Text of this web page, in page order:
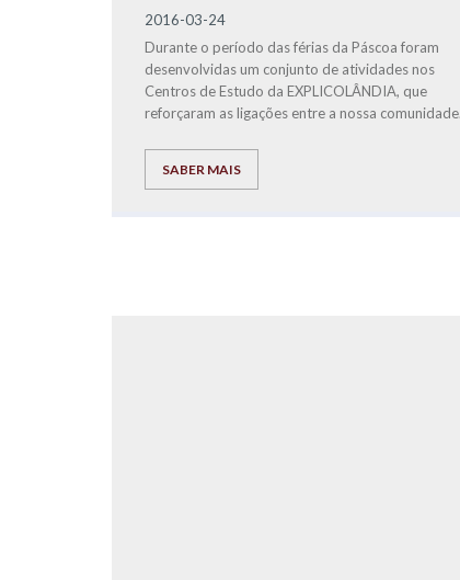
2016-03-24
Durante o período das férias da Páscoa foram
desenvolvidas um conjunto de atividades nos
Centros de Estudo da EXPLICOLÂNDIA, que
reforçaram as ligações entre a nossa comunidade
lúdico-pedagógicas para os nossos alunos.
SABER MAIS